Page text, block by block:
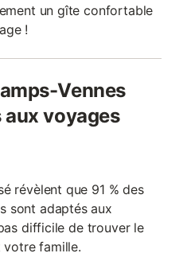
un gîte confortable
!
Vennes
voyages
révèlent que 91 % des
sont adaptés aux
difficile de trouver le
famille.